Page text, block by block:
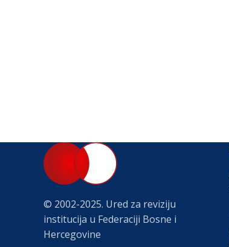
© 2002-2025. Ured za reviziju
institucija u Federaciji Bosne i
Hercegovine